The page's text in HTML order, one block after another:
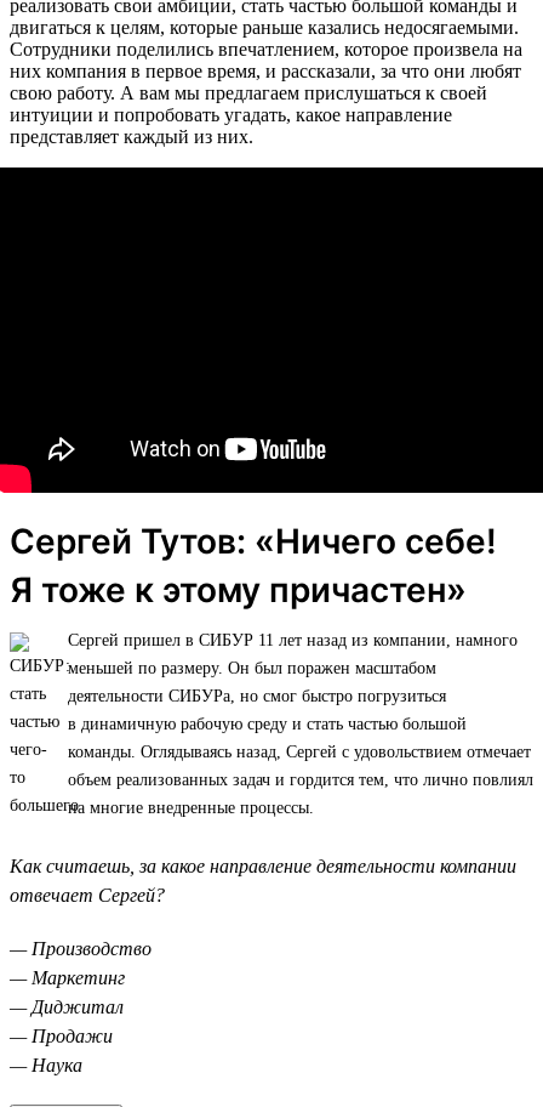
реализовать свои амбиции, стать частью большой команды и
двигаться к целям, которые раньше казались недосягаемыми.
Сотрудники поделились впечатлением, которое произвела на
них компания в первое время, и рассказали, за что они любят
свою работу. А вам мы предлагаем прислушаться к своей
интуиции и попробовать угадать, какое направление
представляет каждый из них.
Сергей Тутов: «Ничего себе!
Я тоже к этому причастен»
Сергей пришел в СИБУР 11 лет назад из компании, намного
меньшей по размеру. Он был поражен масштабом
деятельности СИБУРа, но смог быстро погрузиться
в динамичную рабочую среду и стать частью большой
команды. Оглядываясь назад, Сергей с удовольствием отмечает
объем реализованных задач и гордится тем, что лично повлиял
на многие внедренные процессы.
Как считаешь, за какое направление деятельности компании
отвечает Сергей?
— Производство
— Маркетинг
— Диджитал
— Продажи
— Наука